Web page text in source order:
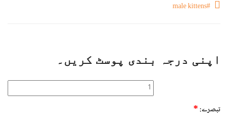
#male kittens
اپنی درجہ بندی پوسٹ کریں۔
تبصرے: *